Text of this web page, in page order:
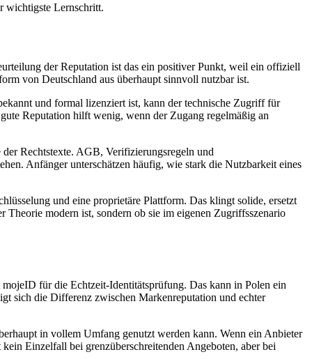
wichtigste Lernschritt.
der Reputation ist das ein positiver Punkt, weil ein offiziell
von Deutschland aus überhaupt sinnvoll nutzbar ist.
und formal lizenziert ist, kann der technische Zugriff für
Reputation hilft wenig, wenn der Zugang regelmäßig an
Rechtstexte. AGB, Verifizierungsregeln und
Anfänger unterschätzen häufig, wie stark die Nutzbarkeit eines
und eine proprietäre Plattform. Das klingt solide, ersetzt
modern ist, sondern ob sie im eigenen Zugriffsszenario
für die Echtzeit-Identitätsprüfung. Das kann in Polen ein
sich die Differenz zwischen Markenreputation und echter
in vollem Umfang genutzt werden kann. Wenn ein Anbieter
Einzelfall bei grenzüberschreitenden Angeboten, aber bei